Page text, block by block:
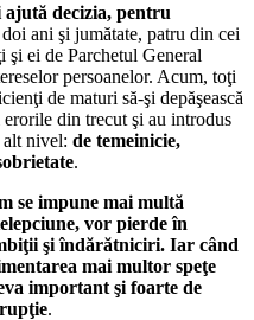
decizia, pentru
ani şi jumătate, patru din cei
ei de Parchetul General
persoanelor. Acum, toţi
de maturi să-şi depăşească
din trecut şi au introdus
alt nivel: de temeinicie,
.
se impune mai multă
vor pierde în
şi îndărătniciri. Iar când
mai multor speţe
important şi foarte de
.